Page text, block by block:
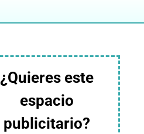
¿Quieres este
espacio
publicitario?